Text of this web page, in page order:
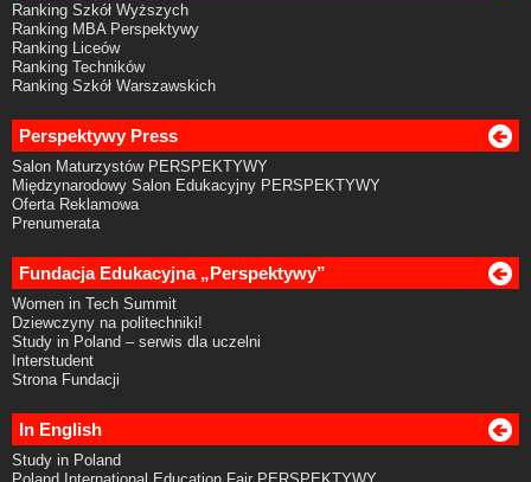
Ranking Szkół Wyższych
Ranking MBA Perspektywy
Ranking Liceów
Ranking Techników
Ranking Szkół Warszawskich
Perspektywy Press
Salon Maturzystów PERSPEKTYWY
Międzynarodowy Salon Edukacyjny PERSPEKTYWY
Oferta Reklamowa
Prenumerata
Fundacja Edukacyjna „Perspektywy”
Women in Tech Summit
Dziewczyny na politechniki!
Study in Poland – serwis dla uczelni
Interstudent
Strona Fundacji
In English
Study in Poland